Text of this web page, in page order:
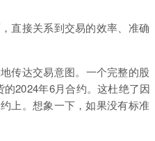
直接关系到交易的效率、准确
传达交易意图。一个完整的股
2024年6月合约。这杜绝了因
上。想象一下，如果没有标准